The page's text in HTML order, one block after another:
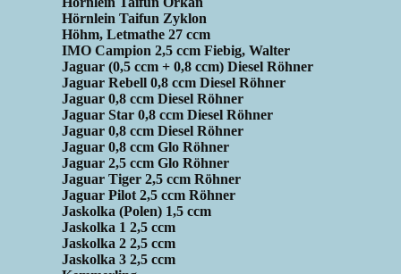
Hörnlein Taifun Zyklon
Höhm, Letmathe 27 ccm
IMO Campion 2,5 ccm Fiebig, Walter
Jaguar (0,5 ccm + 0,8 ccm) Diesel Röhner
Jaguar Rebell 0,8 ccm Diesel Röhner
Jaguar 0,8 ccm Diesel Röhner
Jaguar Star 0,8 ccm Diesel Röhner
Jaguar 0,8 ccm Diesel Röhner
Jaguar 0,8 ccm Glo Röhner
Jaguar 2,5 ccm Glo Röhner
Jaguar Tiger 2,5 ccm Röhner
Jaguar Pilot 2,5 ccm Röhner
Jaskolka (Polen) 1,5 ccm
Jaskolka 1 2,5 ccm
Jaskolka 2 2,5 ccm
Jaskolka 3 2,5 ccm